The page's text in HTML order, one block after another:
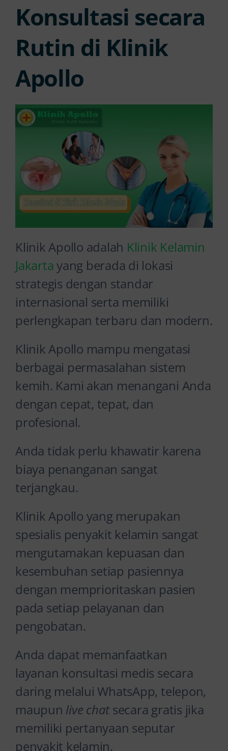
Konsultasi secara
Rutin di Klinik
Apollo
Klinik Apollo adalah Klinik Kelamin
Jakartayang berada di lokasi
strategis dengan standar
internasional serta memiliki
perlengkapan terbaru dan modern.
Klinik Apollo mampu mengatasi
berbagai permasalahan sistem
kemih. Kami akan menangani Anda
dengan cepat, tepat, dan
profesional.
Anda tidak perlu khawatir karena
biaya penanganan sangat
terjangkau.
Klinik Apollo yang merupakan
spesialis penyakit kelamin sangat
mengutamakan kepuasan dan
kesembuhan setiap pasiennya
dengan memprioritaskan pasien
pada setiap pelayanan dan
pengobatan.
Anda dapat memanfaatkan
layanan konsultasi medis secara
daring melalui WhatsApp, telepon,
maupun live chatsecara gratis jika
memiliki pertanyaan seputar
penyakit kelamin.